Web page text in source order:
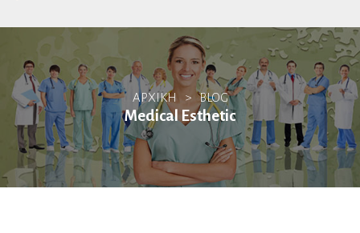
Βιοπαθολόγοι
Γαστρεντερολόγοι
Ενδοσκόποι
ΑΡΧΙΚΗ > BLOG
Medical Esthetic